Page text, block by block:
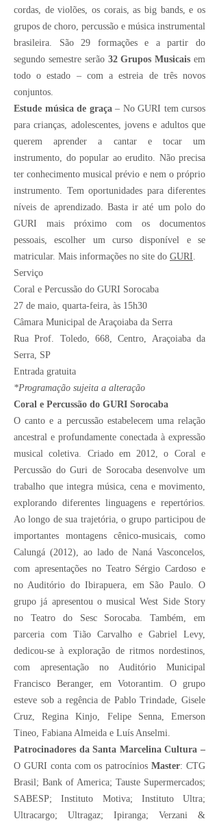
cordas, de violões, os corais, as big bands, e os
grupos de choro, percussão e música instrumental
brasileira. São 29 formações e a partir do
segundo semestre serão 32 Grupos Musicais em
todo o estado – com a estreia de três novos
conjuntos.
Estude música de graça– No GURI tem cursos
para crianças, adolescentes, jovens e adultos que
querem aprender a cantar e tocar um
instrumento, do popular ao erudito. Não precisa
ter conhecimento musical prévio e nem o próprio
instrumento. Tem oportunidades para diferentes
níveis de aprendizado. Basta ir até um polo do
GURI mais próximo com os documentos
pessoais, escolher um curso disponível e se
matricular. Mais informações no site do GURI
Serviço
Coral e Percussão do GURI Sorocaba
27 de maio, quarta-feira, às 15h30
Câmara Municipal de Araçoiaba da Serra
Rua Prof. Toledo, 668, Centro, Araçoiaba da
Serra, SP
Entrada gratuita
*Programação sujeita a alteração
Coral e Percussão do GURI Sorocaba
O canto e a percussão estabelecem uma relação
ancestral e profundamente conectada à expressão
musical coletiva. Criado em 2012, o Coral e
Percussão do Guri de Sorocaba desenvolve um
trabalho que integra música, cena e movimento,
explorando diferentes linguagens e repertórios.
Ao longo de sua trajetória, o grupo participou de
importantes montagens cênico-musicais, como
Calungá (2012), ao lado de Naná Vasconcelos,
com apresentações no Teatro Sérgio Cardoso e
no Auditório do Ibirapuera, em São Paulo. O
grupo já apresentou o musical West Side Story
no Teatro do Sesc Sorocaba. Também, em
parceria com Tião Carvalho e Gabriel Levy,
dedicou-se à exploração de ritmos nordestinos,
com apresentação no Auditório Municipal
Francisco Beranger, em Votorantim. O grupo
esteve sob a regência de Pablo Trindade, Gisele
Cruz, Regina Kinjo, Felipe Senna, Emerson
Tineo, Fabiana Almeida e Luís Anselmi.
Patrocinadores da Santa Marcelina Cultura –
O GURI conta com os patrocíniosMaster: CTG
Brasil; Bank of America; Tauste Supermercados;
SABESP; Instituto Motiva; Instituto Ultra;
Ultracargo; Ultragaz; Ipiranga; Verzani &